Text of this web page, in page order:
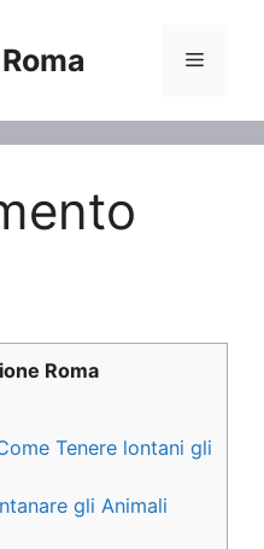
Menu
Roma
Tenere lontani gli
gli Animali